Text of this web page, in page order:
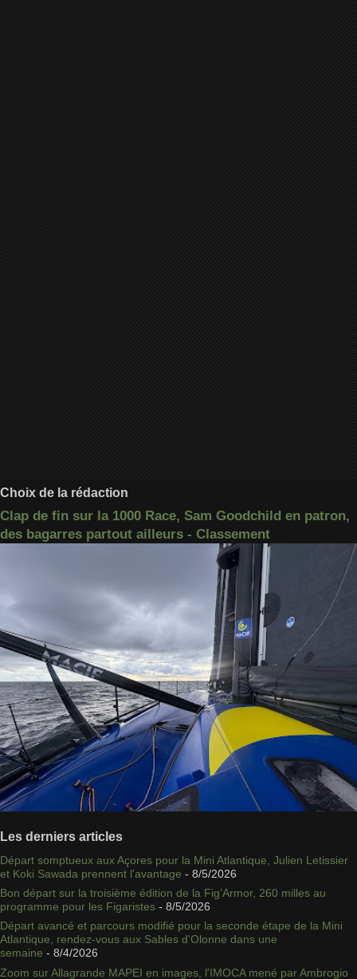
Choix de la rédaction
Clap de fin sur la 1000 Race, Sam Goodchild en patron,
des bagarres partout ailleurs - Classement
Les derniers articles
Départ somptueux aux Açores pour la Mini Atlantique, Julien Letissier
et Koki Sawada prennent l'avantage - 8/5/2026
Bon départ sur la troisième édition de la Fig’Armor, 260 milles au
programme pour les Figaristes - 8/5/2026
Départ avancé et parcours modifié pour la seconde étape de la Mini
Atlantique, rendez-vous aux Sables d'Olonne dans une
semaine - 8/4/2026
Zoom sur Allagrande MAPEI en images, l'IMOCA mené par Ambrogio